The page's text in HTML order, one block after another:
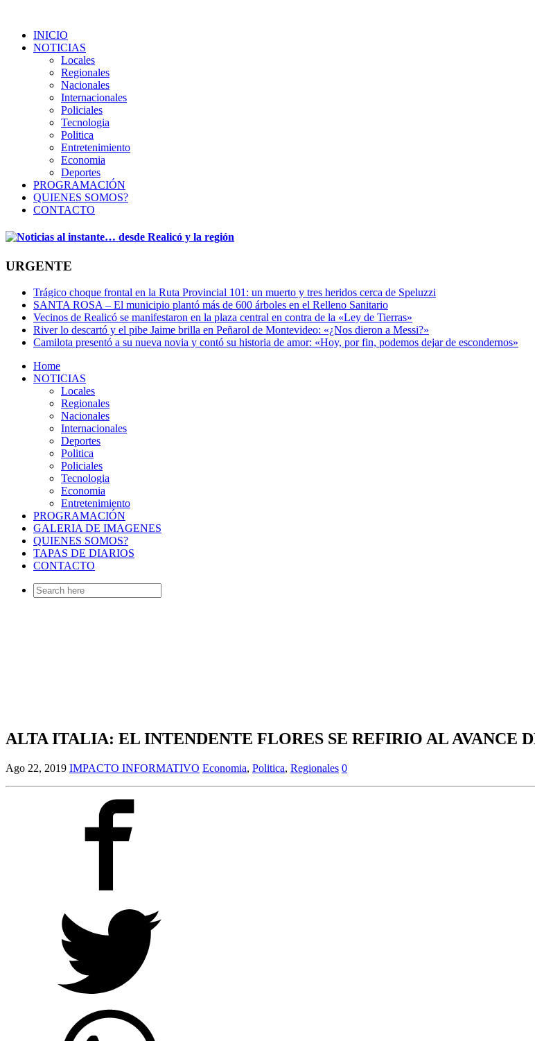
INICIO
NOTICIAS
Locales
Regionales
Nacionales
Internacionales
Policiales
Tecnologia
Politica
Entretenimiento
Economia
Deportes
PROGRAMACIÓN
QUIENES SOMOS?
CONTACTO
URGENTE
Trágico choque frontal en la Ruta Provincial 101: un muerto y tres heridos cerca de Speluzzi
SANTA ROSA – El municipio plantó más de 600 árboles en el Relleno Sanitario
Vecinos de Realicó se manifestaron en la plaza central en contra de la «Ley de Tierras»
River lo descartó y el pibe Jaime brilla en Peñarol de Montevideo: «¿Nos dieron a Messi?»
Camilota presentó a su nueva novia y contó su historia de amor: «Hoy, por fin, podemos dejar de escondernos»
Home
NOTICIAS
Locales
Regionales
Nacionales
Internacionales
Deportes
Politica
Policiales
Tecnologia
Economia
Entretenimiento
PROGRAMACIÓN
GALERIA DE IMAGENES
QUIENES SOMOS?
TAPAS DE DIARIOS
CONTACTO
Search
for:
ALTA ITALIA: EL INTENDENTE FLORES SE REFIRIO AL AVANCE
Ago 22, 2019 IMPACTO INFORMATIVO Economia, Politica, Regionales 0